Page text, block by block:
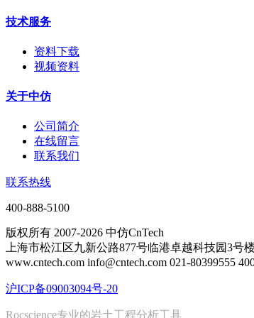
技术服务
资料下载
视频资料
关于中仿
公司简介
在线留言
联系我们
联系热线
400-888-5100
版权所有 2007-2026 中仿CnTech
上海市松江区九新公路877号临港卓越科技园3号
www.cntech.com info@cntech.com 021-80399555
沪ICP备09003094号-20
Rocscience专业的岩土工程分析工具